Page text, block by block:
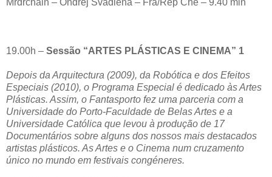
19.00h – Sessão “ARTES PLÁSTICAS E CINEMA” 1
Depois da Arquitectura (2009), da Robótica e dos Efeitos
Especiais (2010), o Programa Especial é dedicado às Artes
Plásticas. Assim, o Fantasporto fez uma parceria com a
Universidade do Porto-Faculdade de Belas Artes e a
Universidade Católica que levou à produção de 17
Documentários sobre alguns dos nossos mais destacados
artistas plásticos. As Artes e o Cinema num cruzamento
único no mundo em festivais congéneres.